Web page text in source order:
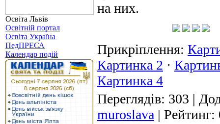
Освіта Львів
Освітній портал
Освіта Україна
ПедПРЕСА
Календар подій
на них.
Прикріплення:
Картинка 2 ·
Картинка 4
Переглядів: 303 |
muroslava | Рейтинг: